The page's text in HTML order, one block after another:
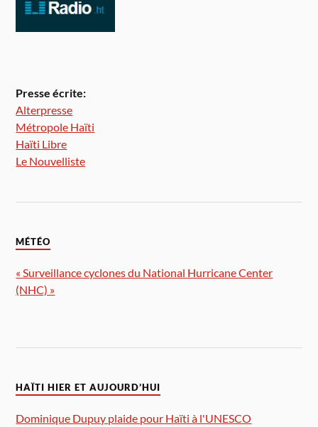
Presse écrite:
Alterpresse
Métropole Haïti
Haïti Libre
Le Nouvelliste
MÉTÉO
« Surveillance cyclones du National Hurricane Center
(NHC) »
HAÏTI HIER ET AUJOURD’HUI
Dominique Dupuy plaide pour Haïti à l'UNESCO